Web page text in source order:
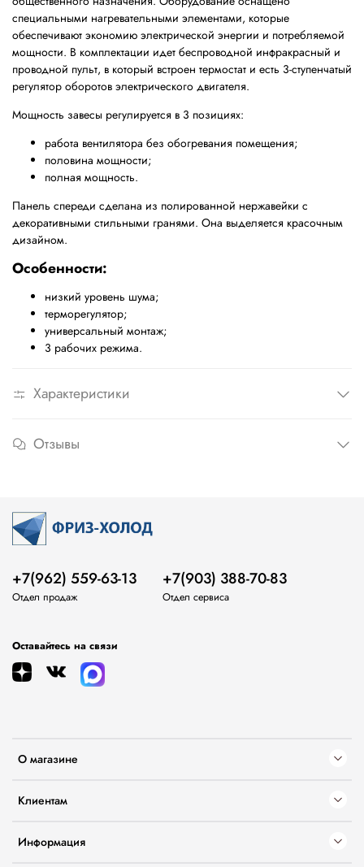
специальными нагревательными элементами, которые
обеспечивают экономию электрической энергии и потребляемой
мощности. В комплектации идет беспроводной инфракрасный и
проводной пульт, в который встроен термостат и есть 3-ступенчатый
регулятор оборотов электрического двигателя.
Мощность завесы регулируется в 3 позициях:
работа вентилятора без обогревания помещения;
половина мощности;
полная мощность.
Панель спереди сделана из полированной нержавейки с
декоративными стильными гранями. Она выделяется красочным
дизайном.
Особенности:
низкий уровень шума;
терморегулятор;
универсальный монтаж;
3 рабочих режима.
Характеристики
Отзывы
О магазине
Клиентам
Информация
+7(962) 559-63-13
Отдел продаж
+7(903) 388-70-83
Отдел сервиса
Оставайтесь на связи